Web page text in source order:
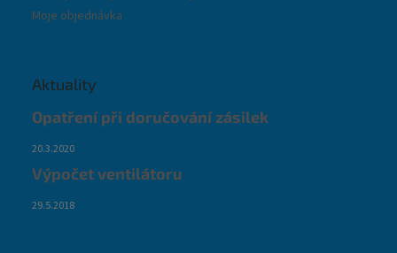
Moje objednávka
Aktuality
Opatření při doručování zásilek
20.3.2020
Výpočet ventilátoru
29.5.2018